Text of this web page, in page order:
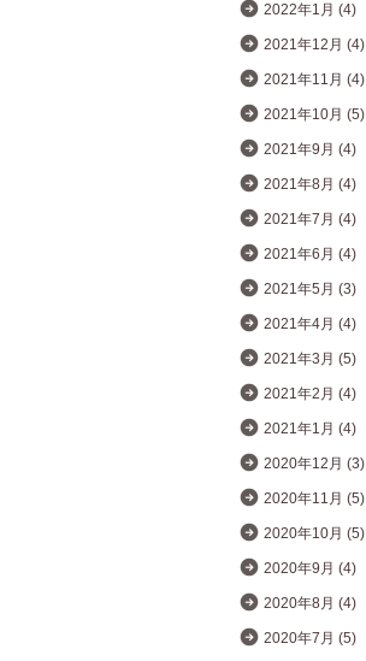
2022年1月 (4)
2021年12月 (4)
2021年11月 (4)
2021年10月 (5)
2021年9月 (4)
2021年8月 (4)
2021年7月 (4)
2021年6月 (4)
2021年5月 (3)
2021年4月 (4)
2021年3月 (5)
2021年2月 (4)
2021年1月 (4)
2020年12月 (3)
2020年11月 (5)
2020年10月 (5)
2020年9月 (4)
2020年8月 (4)
2020年7月 (5)